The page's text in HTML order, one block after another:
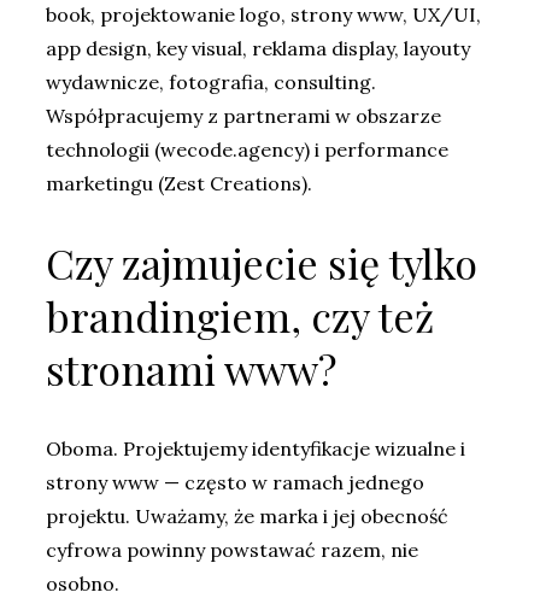
book, projektowanie logo, strony www, UX/UI,
app design, key visual, reklama display, layouty
wydawnicze, fotografia, consulting.
Współpracujemy z partnerami w obszarze
technologii (wecode.agency) i performance
marketingu (Zest Creations).
Czy zajmujecie się tylko
brandingiem, czy też
stronami www?
Oboma. Projektujemy identyfikacje wizualne i
strony www — często w ramach jednego
projektu. Uważamy, że marka i jej obecność
cyfrowa powinny powstawać razem, nie
osobno.